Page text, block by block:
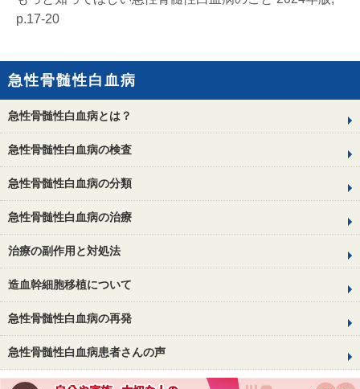
p.17-20
急性骨髄性白血病
急性骨髄性白血病とは？
急性骨髄性白血病の検査
急性骨髄性白血病の分類
急性骨髄性白血病の治療
治療の副作用と対処法
造血幹細胞移植について
急性骨髄性白血病の再発
急性骨髄性白血病患者さんの声